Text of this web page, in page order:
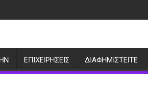
ΕΠΙΧΕΙΡΗΣΕΙΣ ΔΙΑΦΗΜΙΣΤΕΙΤΕ